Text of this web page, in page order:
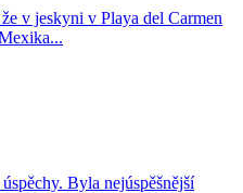
v jeskyni v Playa del Carmen
Byla nejúspěšnější